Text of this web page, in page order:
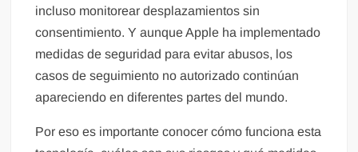
incluso monitorear desplazamientos sin
consentimiento. Y aunque Apple ha implementado
medidas de seguridad para evitar abusos, los
casos de seguimiento no autorizado continúan
apareciendo en diferentes partes del mundo.
Por eso es importante conocer cómo funciona esta